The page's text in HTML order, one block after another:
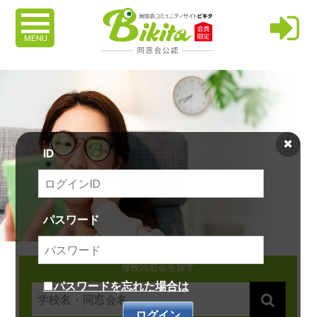
MENU
ID
パスワード
■パスワードを忘れた場合は
母校同窓会を探す